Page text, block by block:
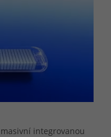
integrovanou